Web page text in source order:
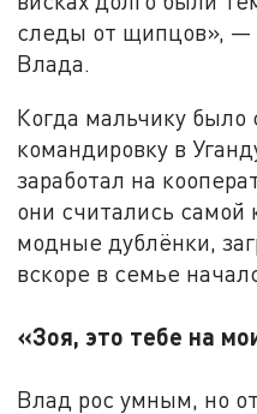
следы от щипцов», —
Влада.
Когда мальчику было
командировку в
заработал на
они считались самой
модные дублёнки,
вскоре в семье
«Зоя, это тебе на
Влад рос умным, но